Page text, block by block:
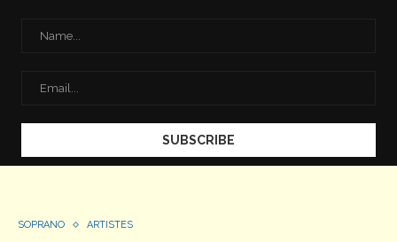
SOPRANO ARTISTES